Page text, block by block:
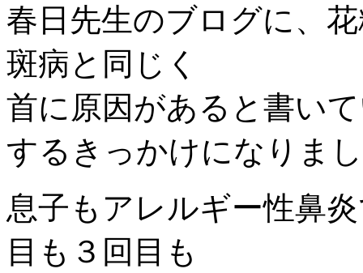
春日先生のブログに、
斑病と同じく
首に原因があると書い
するきっかけになりま
息子もアレルギー性鼻
目も３回目も